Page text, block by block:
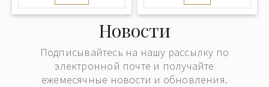
Новости
Подписывайтесь на нашу рассылку по
электронной почте и получайте
ежемесячные новости и обновления.